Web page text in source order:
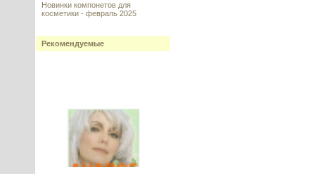
Новинки компонетов для
косметики - февраль 2025
Рекомендуемые